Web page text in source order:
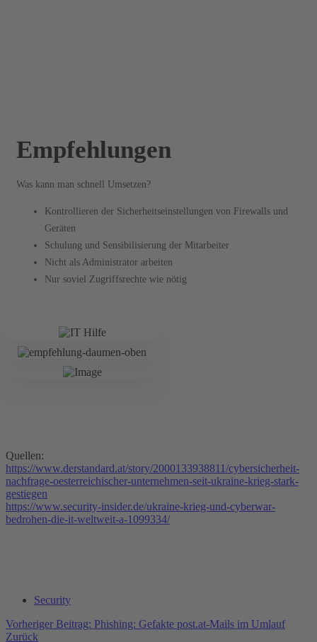
Empfehlungen
Was kann man schnell Umsetzen?
Kontrollieren der Sicherheitseinstellungen von Firewalls und
Geräten
Schulung und Sensibilisierung der Mitarbeiter
Nicht als Administrator arbeiten
Nur soviel Zugriffsrechte wie nötig
Quellen:
https://www.derstandard.at/story/2000133938811/cybersicherheit-
nachfrage-oesterreichischer-unternehmen-seit-ukraine-krieg-stark-
gestiegen
https://www.security-insider.de/ukraine-krieg-und-cyberwar-
bedrohen-die-it-weltweit-a-1099334/
Security
Vorheriger Beitrag: Phishing: Gefakte post.at-Mails im Umlauf
Zurück